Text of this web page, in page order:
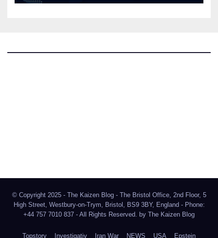
© Copyright 2025 - The Kaizen Blog - The Bristol Office, 2nd Floor, 5
High Street, Westbury-on-Trym, Bristol, BS9 3BY, England - Phone:
+44 757 7010 837 - All Rights Reserved. by The Kaizen Blog
Topstory Investigativ Iran War NEWS USA Epstein